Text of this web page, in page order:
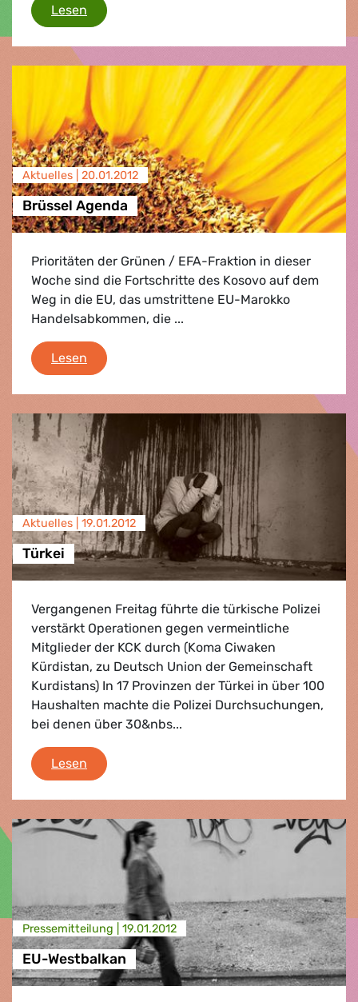
Lesen Belarus
Aktuelles | 20.01.2012
Brüssel Agenda
Prioritäten der Grünen / EFA-Fraktion in dieser
Woche sind die Fortschritte des Kosovo auf dem
Weg in die EU, das umstrittene EU-Marokko
Handelsabkommen, die ...
Lesen Brüssel Agenda
Aktuelles | 19.01.2012
Türkei
Vergangenen Freitag führte die türkische Polizei
verstärkt Operationen gegen vermeintliche
Mitglieder der KCK durch (Koma Ciwaken
Kürdistan, zu Deutsch Union der Gemeinschaft
Kurdistans) In 17 Provinzen der Türkei in über 100
Haushalten machte die Polizei Durchsuchungen,
bei denen über 30&nbs...
Lesen Türkei
Presse­mitteilung | 19.01.2012
EU-Westbalkan